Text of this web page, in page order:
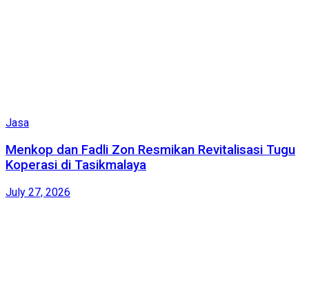
Jasa
Menkop dan Fadli Zon Resmikan Revitalisasi Tugu
Koperasi di Tasikmalaya
July 27, 2026